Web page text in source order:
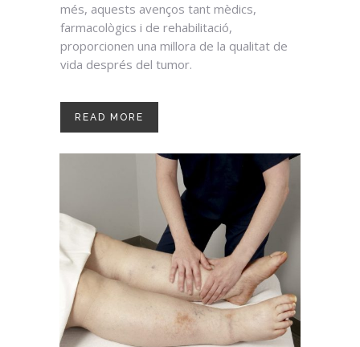
més, aquests avenços tant mèdics,
farmacològics i de rehabilitació,
proporcionen una millora de la qualitat de
vida després del tumor.
READ MORE